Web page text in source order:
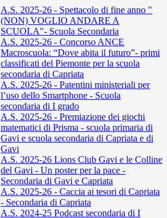
A.S. 2025-26 - Spettacolo di fine anno "
(NON) VOGLIO ANDARE A
SCUOLA"- Scuola Secondaria
A.S. 2025-26 - Concorso ANCE
Macroscuola: “Dove abita il futuro”- primi
classificati del Piemonte per la scuola
secondaria di Capriata
A.S. 2025-26 - Patentini ministeriali per
l’uso dello Smartphone - Scuola
secondaria di I grado
A.S. 2025-26 - Premiazione dei giochi
matematici di Prisma - scuola primaria di
Gavi e scuola secondaria di Capriata e di
Gavi
A.S. 2025-26 Lions Club Gavi e le Colline
del Gavi - Un poster per la pace -
Secondaria di Gavi e Capriata
A.S. 2025-26 - Caccia ai tesori di Capriata
- Secondaria di Capriata
A.S. 2024-25 Podcast secondaria di I